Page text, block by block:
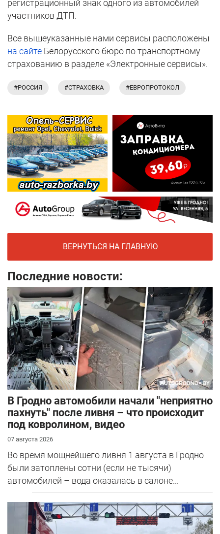
регистрационный знак одного из автомобилей
участников ДТП.
Все вышеуказанные нами сервисы расположены
на сайте Белорусского бюро по транспортному
страхованию в разделе «Электронные сервисы».
#РОССИЯ #СТРАХОВКА #ЕВРОПРОТОКОЛ
ВЕРНУТЬСЯ НА ГЛАВНУЮ
Последние новости:
В Гродно автомобили начали "неприятно
пахнуть" после ливня – что происходит
под ковролином, видео
07 августа 2026
Во время мощнейшего ливня 1 августа в Гродно
были затоплены сотни (если не тысячи)
автомобилей – вода оказалась в салоне...